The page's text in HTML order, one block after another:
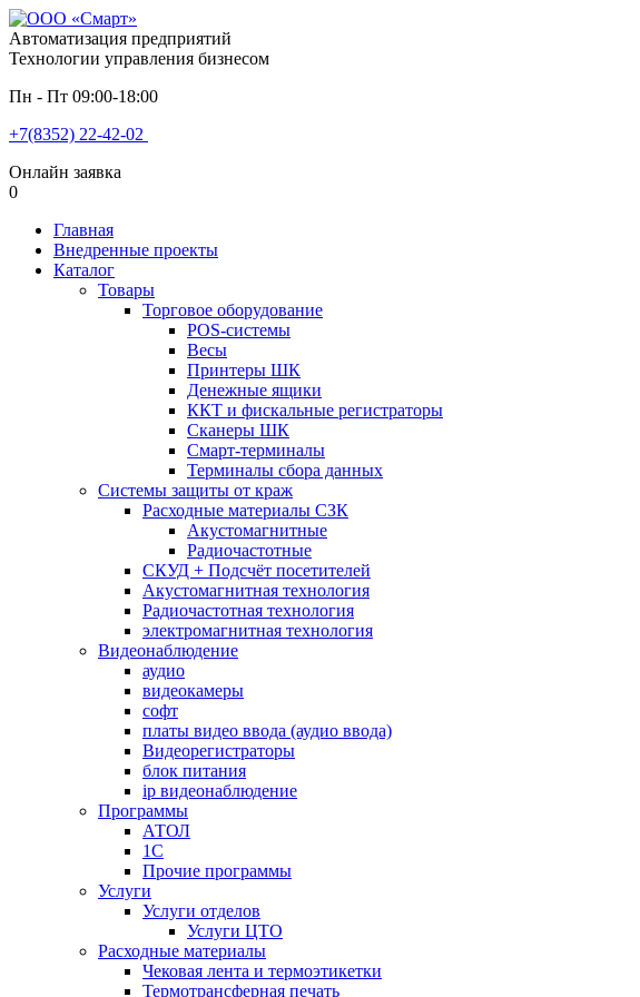
Автоматизация предприятий
Технологии управления бизнесом
Пн - Пт 09:00-18:00
+7(8352) 22-42-02
Онлайн заявка
0
Главная
Внедренные проекты
Каталог
Товары
Торговое оборудование
POS-системы
Весы
Принтеры ШК
Денежные ящики
ККТ и фискальные регистраторы
Сканеры ШК
Смарт-терминалы
Терминалы сбора данных
Системы защиты от краж
Расходные материалы СЗК
Акустомагнитные
Радиочастотные
СКУД + Подсчёт посетителей
Акустомагнитная технология
Радиочастотная технология
электромагнитная технология
Видеонаблюдение
аудио
видеокамеры
софт
платы видео ввода (аудио ввода)
Видеорегистраторы
блок питания
ip видеонаблюдение
Программы
АТОЛ
1С
Прочие программы
Услуги
Услуги отделов
Услуги ЦТО
Расходные материалы
Чековая лента и термоэтикетки
Термотрансферная печать